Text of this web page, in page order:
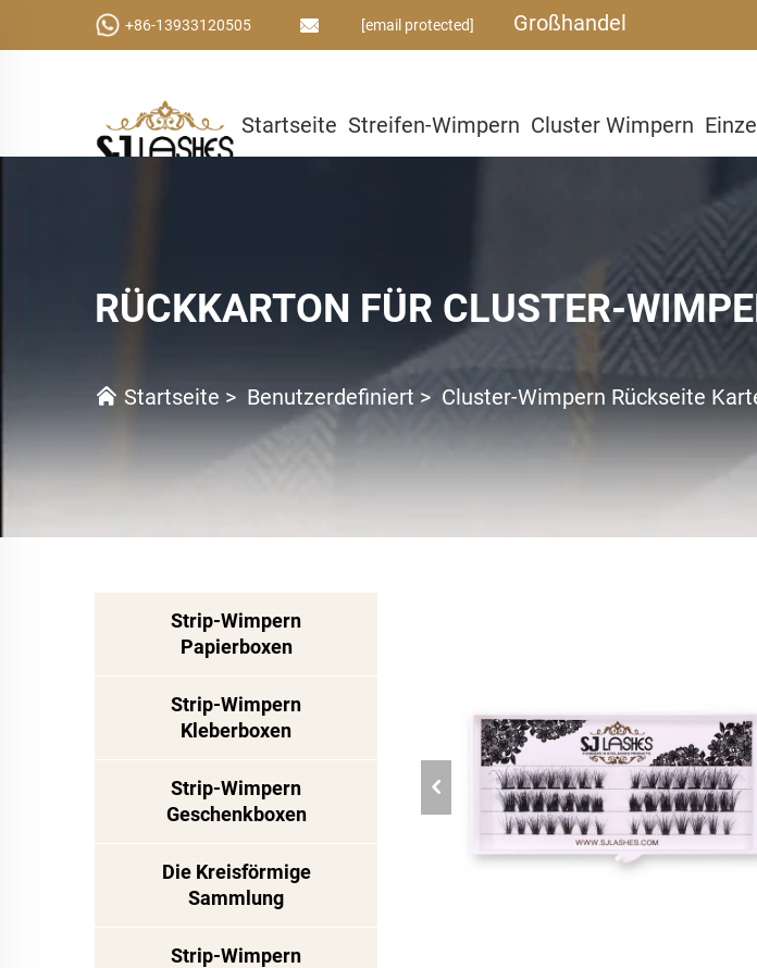
+86-13933120505 [email protected] Großhandel
Startseite Streifen-Wimpern Cluster Wimpern
RÜCKKARTON FÜR CLUSTER-
Startseite > Benutzerdefiniert > Cluster-Wimpern Rückseite
Strip-Wimpern
Papierboxen
Strip-Wimpern
Kleberboxen
Strip-Wimpern
Geschenkboxen
Die Kreisförmige
Sammlung
Strip-Wimpern